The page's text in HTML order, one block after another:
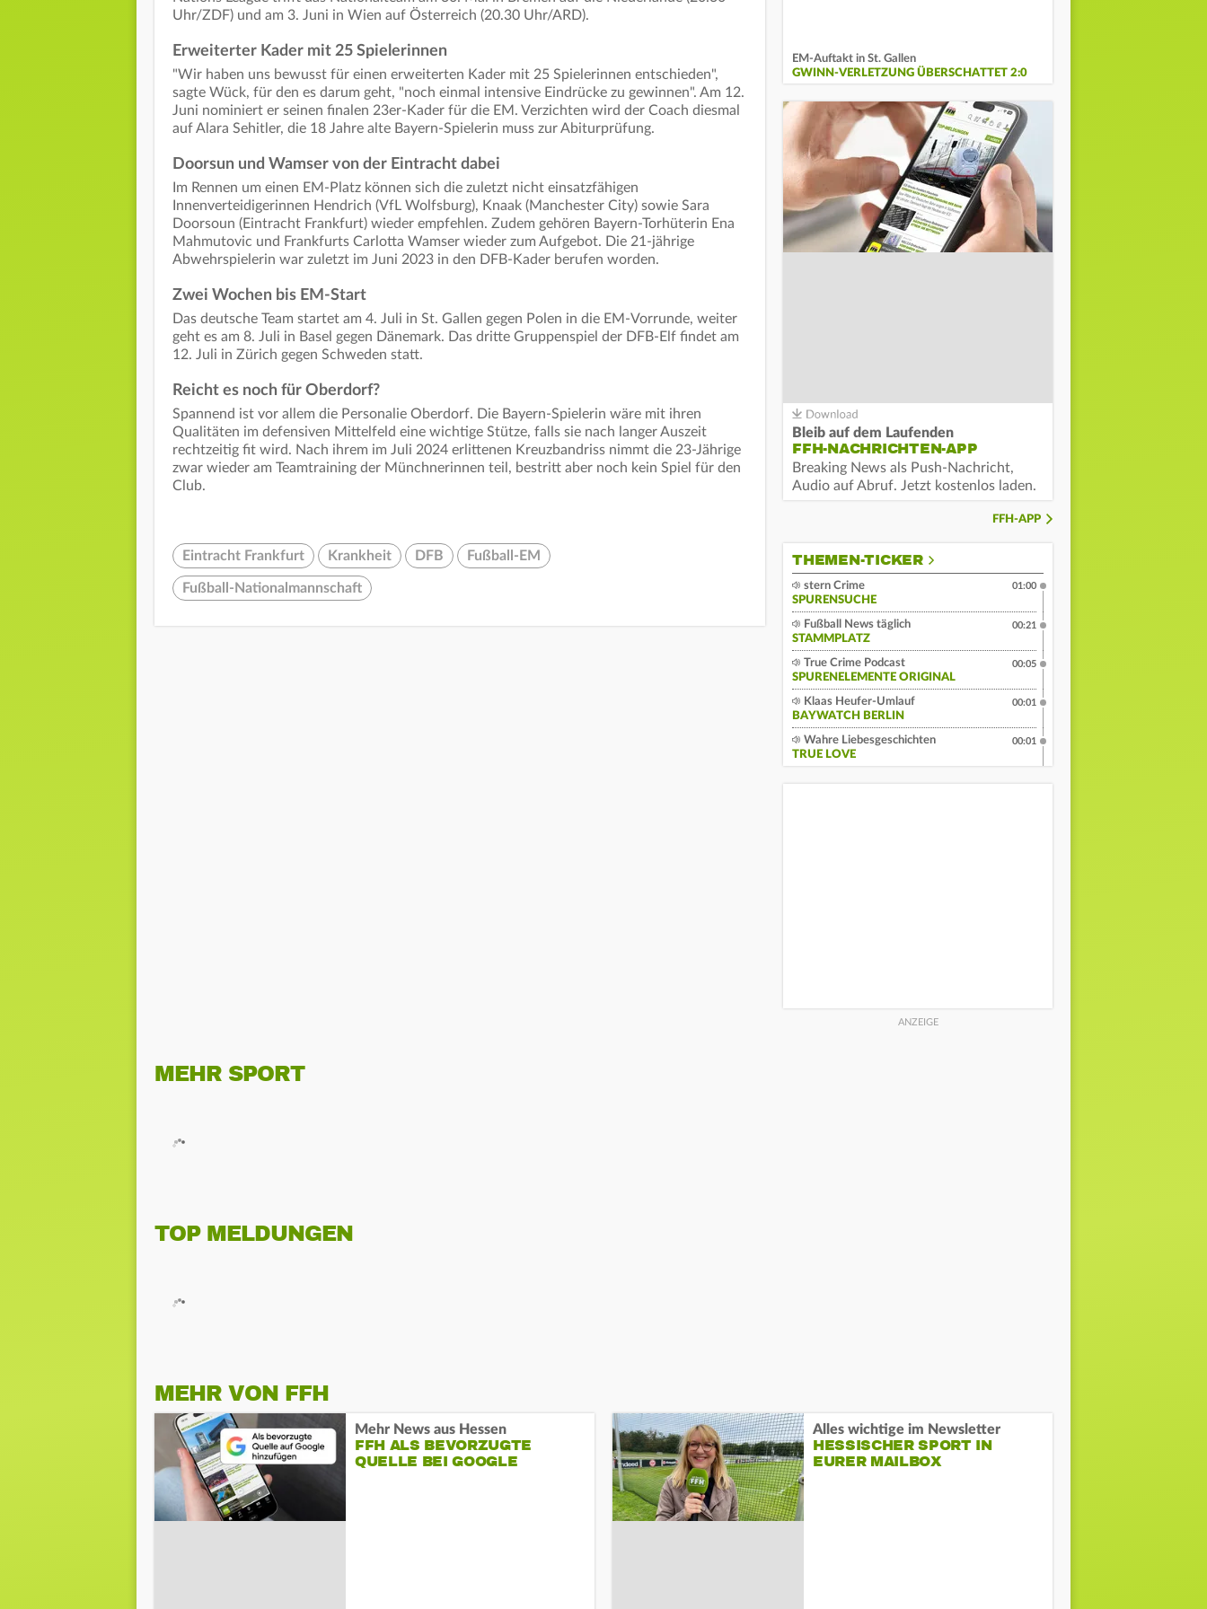
Uhr/ZDF) und am 3. Juni in Wien auf Österreich (20.30 Uhr/ARD).
Erweiterter Kader mit 25 Spielerinnen
"Wir haben uns bewusst für einen erweiterten Kader mit 25 Spielerinnen entschieden",
sagte Wück, für den es darum geht, "noch einmal intensive Eindrücke zu gewinnen". Am 12.
Juni nominiert er seinen finalen 23er-Kader für die EM. Verzichten wird der Coach diesmal
auf Alara Sehitler, die 18 Jahre alte Bayern-Spielerin muss zur Abiturprüfung.
Doorsun und Wamser von der Eintracht dabei
Im Rennen um einen EM-Platz können sich die zuletzt nicht einsatzfähigen
Innenverteidigerinnen Hendrich (VfL Wolfsburg), Knaak (Manchester City) sowie Sara
Doorsoun (Eintracht Frankfurt) wieder empfehlen. Zudem gehören Bayern-Torhüterin Ena
Mahmutovic und Frankfurts Carlotta Wamser wieder zum Aufgebot. Die 21-jährige
Abwehrspielerin war zuletzt im Juni 2023 in den DFB-Kader berufen worden.
Zwei Wochen bis EM-Start
Das deutsche Team startet am 4. Juli in St. Gallen gegen Polen in die EM-Vorrunde, weiter
geht es am 8. Juli in Basel gegen Dänemark. Das dritte Gruppenspiel der DFB-Elf findet am
12. Juli in Zürich gegen Schweden statt.
Reicht es noch für Oberdorf?
Spannend ist vor allem die Personalie Oberdorf. Die Bayern-Spielerin wäre mit ihren
Qualitäten im defensiven Mittelfeld eine wichtige Stütze, falls sie nach langer Auszeit
rechtzeitig fit wird. Nach ihrem im Juli 2024 erlittenen Kreuzbandriss nimmt die 23-Jährige
zwar wieder am Teamtraining der Münchnerinnen teil, bestritt aber noch kein Spiel für den
Club.
Eintracht Frankfurt Krankheit DFB Fußball-EM
Fußball-Nationalmannschaft
EM-Auftakt in St. Gallen
GWINN-VERLETZUNG ÜBERSCHATTET 2:0
Bleib auf dem Laufenden
FFH-NACHRICHTEN-APP
Breaking News als Push-Nachricht,
Audio auf Abruf. Jetzt kostenlos laden.
FFH-APP
THEMEN-TICKER
stern Crime
SPURENSUCHE
01:00
Fußball News täglich
STAMMPLATZ
00:21
True Crime Podcast
SPURENELEMENTE ORIGINAL
00:05
Klaas Heufer-Umlauf
BAYWATCH BERLIN
00:01
Wahre Liebesgeschichten
TRUE LOVE
00:01
MEHR SPORT
TOP MELDUNGEN
MEHR VON FFH
Mehr News aus Hessen
FFH ALS BEVORZUGTE
QUELLE BEI GOOGLE
Alles wichtige im Newsletter
HESSISCHER SPORT IN
EURER MAILBOX